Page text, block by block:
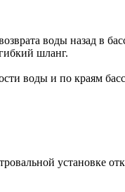
воды назад в
шланг.
воды и по краям
установке